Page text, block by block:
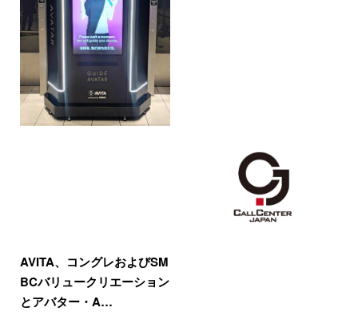
AVITA、コングレおよびSM
BCバリュークリエーション
とアバター・A…